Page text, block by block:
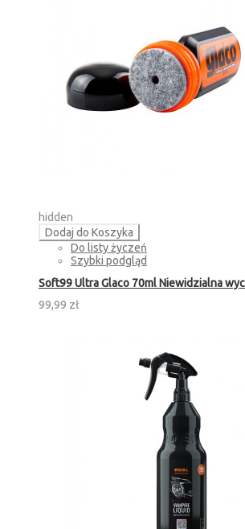
hidden
Dodaj do Koszyka
Do listy życzeń
Szybki podgląd
Soft99 Ultra Glaco 70ml Niewidzialna
99,99 zł